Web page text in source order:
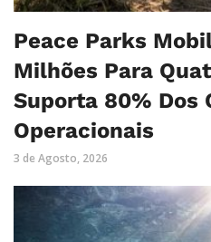
Peace Parks
Milhões Para
Suporta 80% Dos
Operacionais
3 de Agosto, 2026